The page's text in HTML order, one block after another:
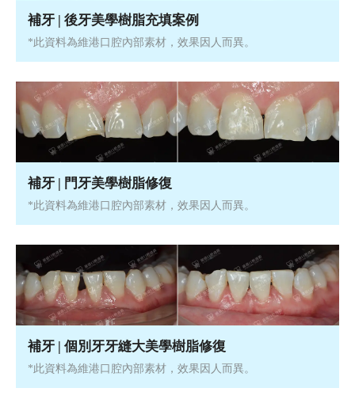
補牙 | 後牙美學樹脂充填案例
*此資料為維港口腔內部素材，效果因人而異。
補牙 | 門牙美學樹脂修復
*此資料為維港口腔內部素材，效果因人而異。
補牙 | 個別牙牙縫大美學樹脂修復
*此資料為維港口腔內部素材，效果因人而異。